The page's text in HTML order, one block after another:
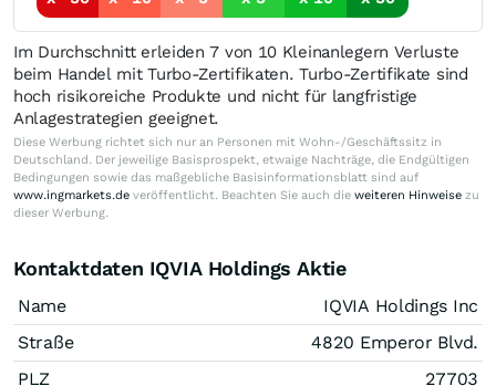
Im Durchschnitt erleiden 7 von 10 Kleinanlegern Verluste
beim Handel mit Turbo-Zertifikaten. Turbo-Zertifikate sind
hoch risikoreiche Produkte und nicht für langfristige
Anlagestrategien geeignet.
Diese Werbung richtet sich nur an Personen mit Wohn-/Geschäftssitz in
Deutschland. Der jeweilige Basisprospekt, etwaige Nachträge, die Endgültigen
Bedingungen sowie das maßgebliche Basisinformationsblatt sind auf
www.ingmarkets.de veröffentlicht. Beachten Sie auch die weiteren Hinweise zu
dieser Werbung.
Kontaktdaten IQVIA Holdings Aktie
Name
IQVIA Holdings Inc
Straße
4820 Emperor Blvd.
PLZ
27703